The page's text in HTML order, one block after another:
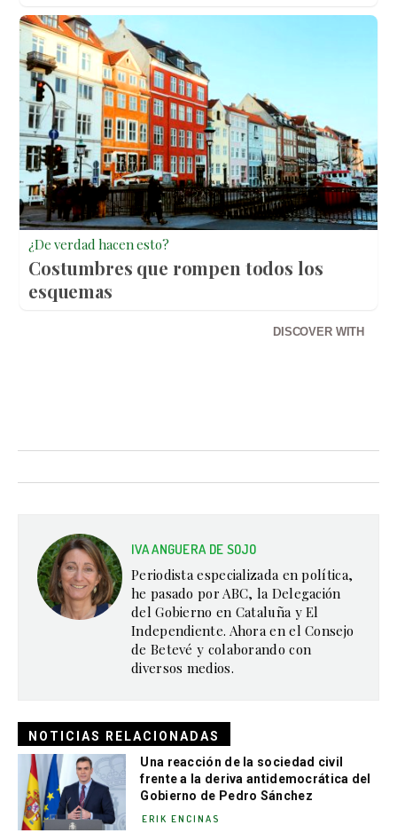
¿De verdad hacen esto?
Costumbres que rompen todos los
esquemas
DISCOVER WITH
IVA ANGUERA DE SOJO
Periodista especializada en política,
he pasado por ABC, la Delegación
del Gobierno en Cataluña y El
Independiente. Ahora en el Consejo
de Betevé y colaborando con
diversos medios.
NOTICIAS RELACIONADAS
Una reacción de la sociedad civil
frente a la deriva antidemocrática del
Gobierno de Pedro Sánchez
ERIK ENCINAS